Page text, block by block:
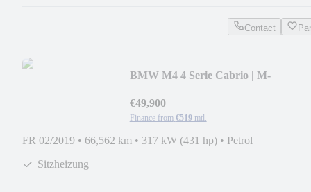
Contact
BMW M4 4 Serie Cabrio | M-
€49,900
Finance from €519 mtl.
FR 02/2019 • 66,562 km • 317 kW (431 hp) • Petrol
Sitzheizung